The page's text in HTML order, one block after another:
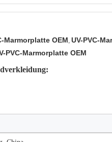
Marmorplatte OEM, UV-PVC-
PVC-Marmorplatte OEM